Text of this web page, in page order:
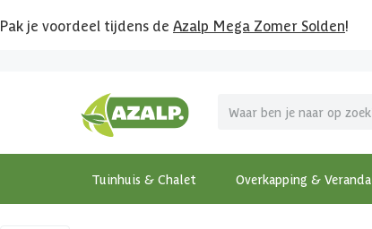
Pak je voordeel tijdens de Azalp Mega Zomer Solden!
Tuinhuis & Chalet Overkapping & Veranda